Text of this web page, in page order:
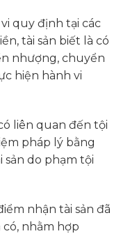
quy định tại các
tài sản biết là có
nhượng, chuyển
hiện hành vi
liên quan đến tội
pháp lý bằng
sản do phạm tội
nhận tài sản đã
nhằm hợp